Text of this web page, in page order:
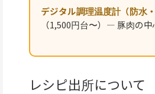
デジタル調理温度計（防水
（1,500円台〜）— 豚肉の
レシピ出所について